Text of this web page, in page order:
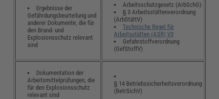
Ergebnisse der
Gefährdungsbeurteilung und
anderer Dokumente, die für
den Brand- und
Explosionsschutz relevant
sind
Arbeitsschutzgesetz (ArbSchG)
§ 3 Arbeitsstättenverordnung
(ArbStättV)
Technische Regel für
Arbeitsstätten (ASR) V3
Gefahrstoffverordnung
(GefStoffV)
Dokumentation der
Arbeitsmittelprüfungen, die
für den Explosionsschutz
relevant sind
§ 14 Betriebssicherheitsverordnung
(BetrSichV)